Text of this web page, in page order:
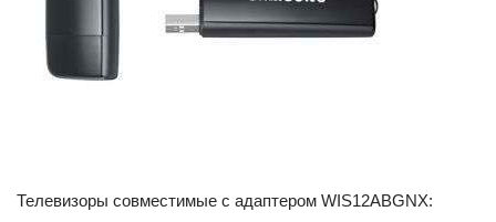
Телевизоры совместимые с адаптером WIS12ABGNX: